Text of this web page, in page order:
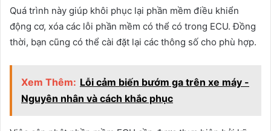
Quá trình này giúp khôi phục lại phần mềm điều khiển
động cơ, xóa các lỗi phần mềm có thể có trong ECU. Đồng
thời, bạn cũng có thể cài đặt lại các thông số cho phù hợp.
Xem Thêm: Lỗi cảm biến bướm ga trên xe máy -
Nguyên nhân và cách khắc phục